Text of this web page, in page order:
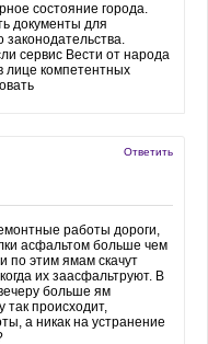
состояние города.
документы для
законодательства.
сервис Вести от народа
лице компетентных
Ответить
работы дороги,
асфальтом больше чем
по этим ямам скачут
их заасфальтруют. В
больше ям
так происходит,
а никак на устранение